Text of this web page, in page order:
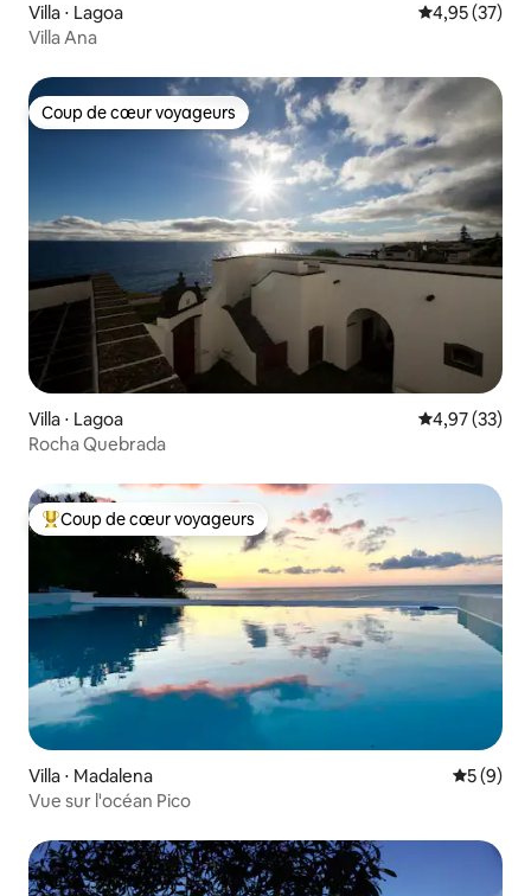
Villa ⋅ Lagoa Évaluation
4,95 (37)
Villa Ana
Coup de cœur voyageurs
Coup de cœur voyageurs
Villa ⋅ Lagoa Évaluation
4,97 (33)
Rocha Quebrada
Coups de cœur voyageurs les plus appréciés
Coup de cœur voyageurs
Villa ⋅ Madalena
5 (9)
Vue sur l'océan Pico